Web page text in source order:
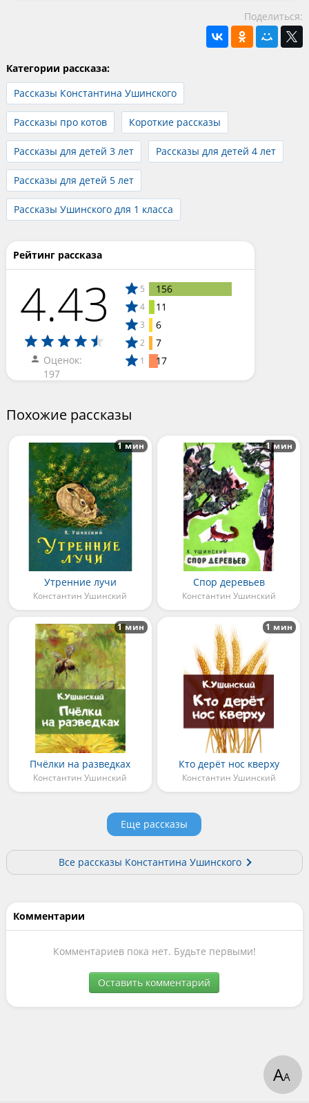
Поделиться:
Категории рассказа:
Рассказы Константина Ушинского
Рассказы про котов Короткие рассказы
Рассказы для детей 3 лет Рассказы для детей 4 лет
Рассказы для детей 5 лет
Рассказы Ушинского для 1 класса
Рейтинг рассказа
4.43
Оценок:
197
5 156
4 11
3 6
2 7
1 17
Похожие рассказы
Утренние лучи
Константин Ушинский
1 мин
Спор деревьев
Константин Ушинский
1 мин
Пчёлки на разведках
Константин Ушинский
1 мин
Кто дерёт нос кверху
Константин Ушинский
1 мин
Еще рассказы
Все рассказы Константина Ушинского
Комментарии
Комментариев пока нет. Будьте первыми!
Оставить комментарий
АА